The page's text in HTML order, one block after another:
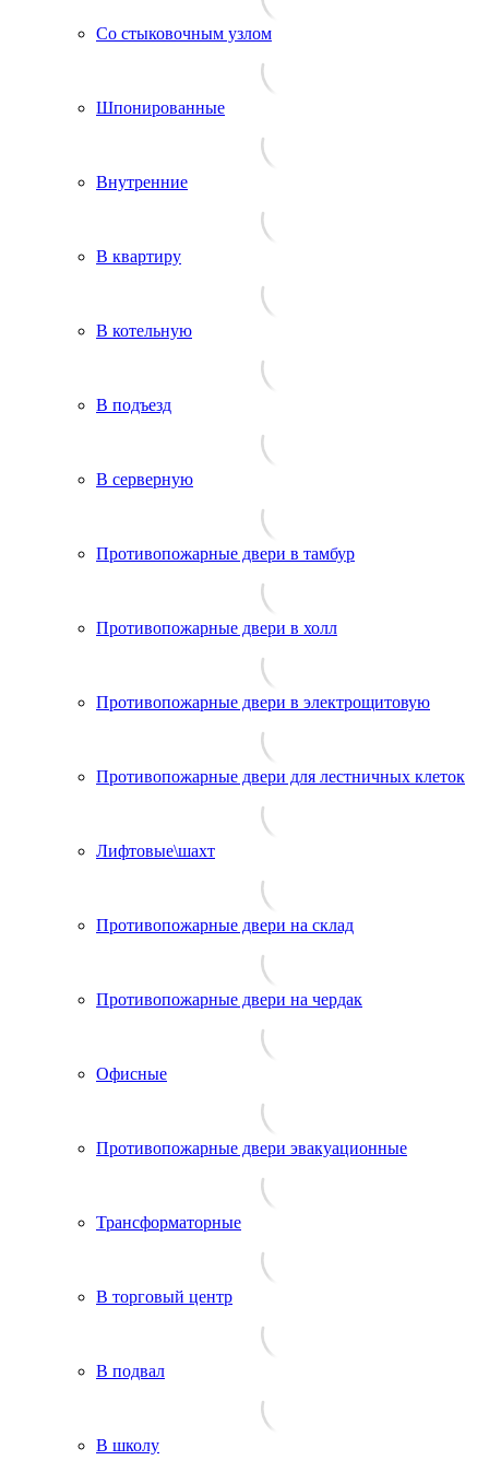
Со стыковочным узлом
Шпонированные
Внутренние
В квартиру
В котельную
В подъезд
В серверную
Противопожарные двери в тамбур
Противопожарные двери в холл
Противопожарные двери в электрощитовую
Противопожарные двери для лестничных клеток
Лифтовые\шахт
Противопожарные двери на склад
Противопожарные двери на чердак
Офисные
Противопожарные двери эвакуационные
Трансформаторные
В торговый центр
В подвал
В школу